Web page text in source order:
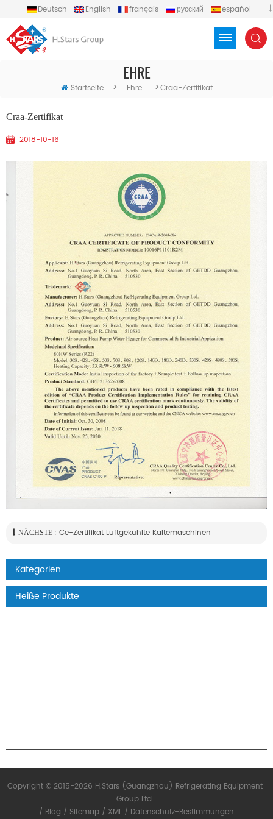
Deutsch English français русский
español
EHRE
Startseite > Ehre >Craa-Zertifikat
Craa-Zertifikat
2018-10-16
NÄCHSTE : Ce-Zertifikat Luftgekühlte Kältemaschinen
Kategorien
Heiße Produkte
Copyright © 2015-2026 H.Stars (Guangzhou) Refrigerating Equipment
Group Ltd.
/ Blog / Sitemap / XML / Datenschutz-Bestimmungen